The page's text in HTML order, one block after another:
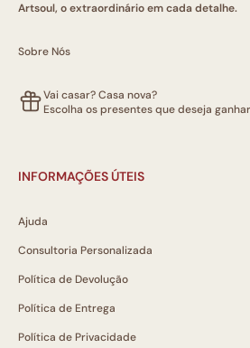
Artsoul, o extraordinário em cada detalhe.
Sobre Nós
Vai casar? Casa nova?
Escolha os presentes que deseja ganhar
INFORMAÇÕES ÚTEIS
Ajuda
Consultoria Personalizada
Política de Devolução
Política de Entrega
Política de Privacidade